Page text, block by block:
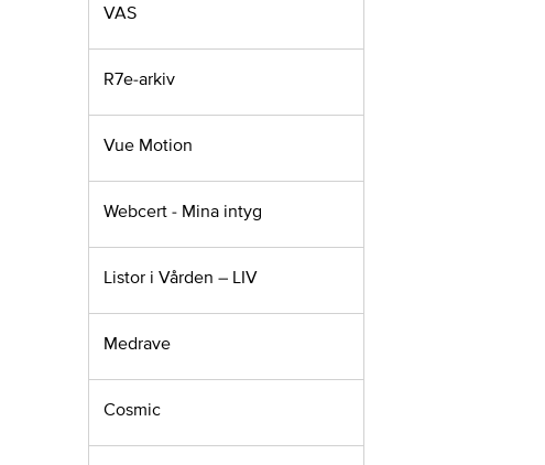
VAS
R7e-arkiv
Vue Motion
Webcert - Mina intyg
Listor i Vården – LIV
Medrave
Cosmic